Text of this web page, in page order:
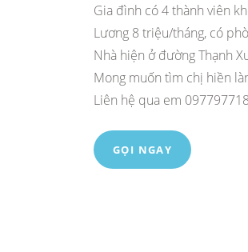
Gia đình có 4 thành viên
Lương 8 triệu/tháng, có
Nhà hiện ở đường Thạnh
Mong muốn tìm chị hiền
Liên hệ qua em
GỌI NGAY